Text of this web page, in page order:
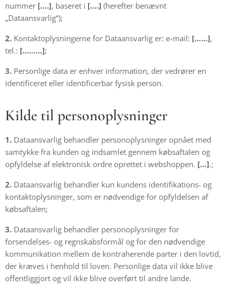
nummer [….], baseret i [….] (herefter benævnt
„Dataansvarlig“);
2. Kontaktoplysningerne for Dataansvarlig er: e-mail: [……],
tel.: [………];
3. Personlige data er enhver information, der vedrører en
identificeret eller identificerbar fysisk person.
Kilde til personoplysninger
1. Dataansvarlig behandler personoplysninger opnået med
samtykke fra kunden og indsamlet gennem købsaftalen og
opfyldelse af elektronisk ordre oprettet i webshoppen. […].;
2. Dataansvarlig behandler kun kundens identifikations- og
kontaktoplysninger, som er nødvendige for opfyldelsen af
købsaftalen;
3. Dataansvarlig behandler personoplysninger for
forsendelses- og regnskabsformål og for den nødvendige
kommunikation mellem de kontraherende parter i den lovtid,
der kræves i henhold til loven. Personlige data vil ikke blive
offentliggjort og vil ikke blive overført til andre lande.